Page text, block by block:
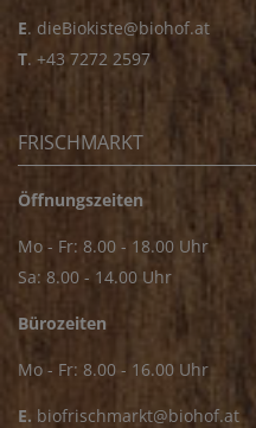
E. dieBiokiste@biohof.at
T. +43 7272 2597
FRISCHMARKT
Öffnungszeiten
Mo - Fr: 8.00 - 18.00 Uhr
Sa: 8.00 - 14.00 Uhr
Bürozeiten
Mo - Fr: 8.00 - 16.00 Uhr
E. biofrischmarkt@biohof.at